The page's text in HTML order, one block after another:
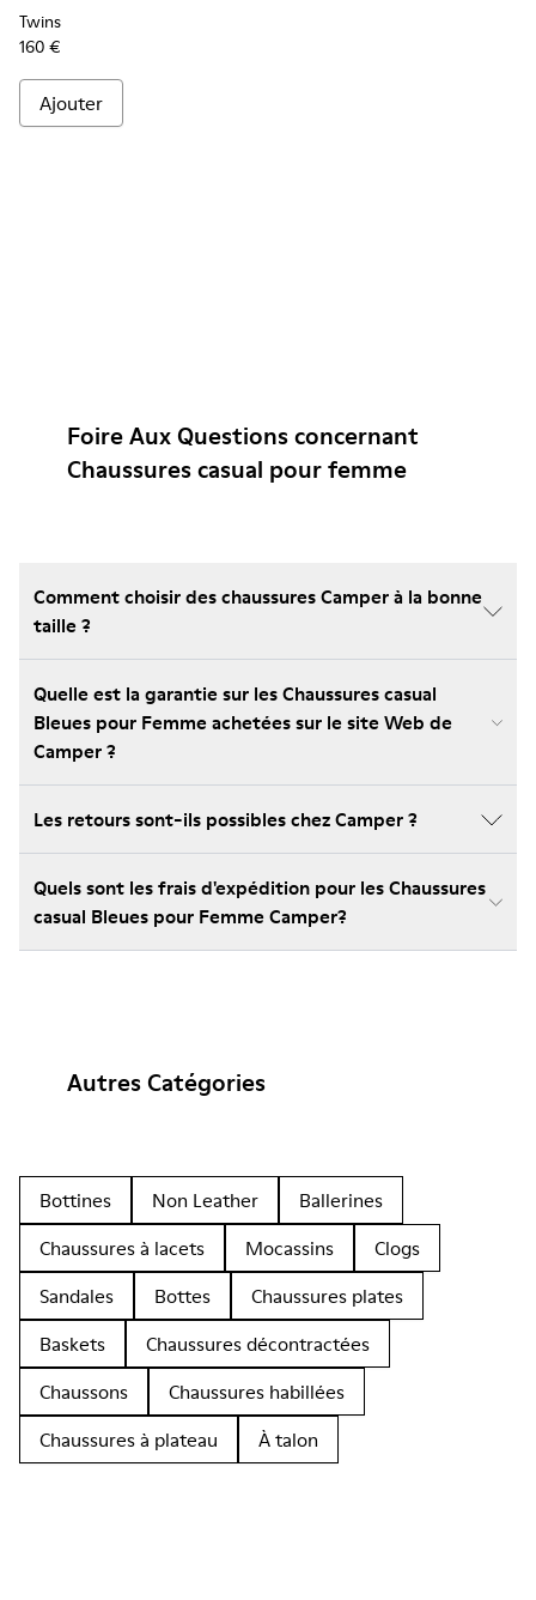
Twins
160 €
Ajouter
Foire Aux Questions concernant
Chaussures casual pour femme
Comment choisir des chaussures Camper à la bonne
taille ?
Quelle est la garantie sur les Chaussures casual
Bleues pour Femme achetées sur le site Web de
Camper ?
Les retours sont-ils possibles chez Camper ?
Quels sont les frais d'expédition pour les Chaussures
casual Bleues pour Femme Camper?
Autres Catégories
Bottines Non Leather
Ballerines
Chaussures à lacets
Mocassins
Clogs
Sandales
Bottes
Chaussures plates
Baskets
Chaussures décontractées
Chaussons
Chaussures habillées
Chaussures à plateau
À talon